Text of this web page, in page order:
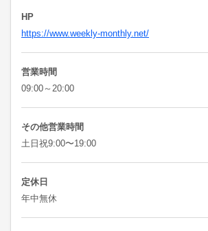
HP
https://www.weekly-monthly.net/
営業時間
09:00～20:00
その他営業時間
土日祝9:00〜19:00
定休日
年中無休